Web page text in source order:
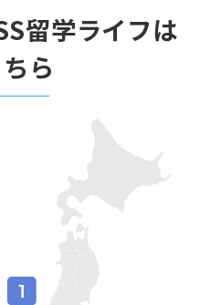
留学ライフは
ら